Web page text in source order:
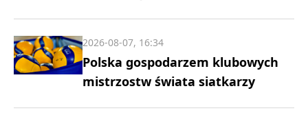
Polska gospodarzem klubowych
mistrzostw świata siatkarzy
2026-08-07, 16:34